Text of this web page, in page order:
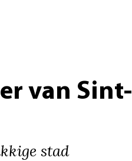
van Sint-
stad